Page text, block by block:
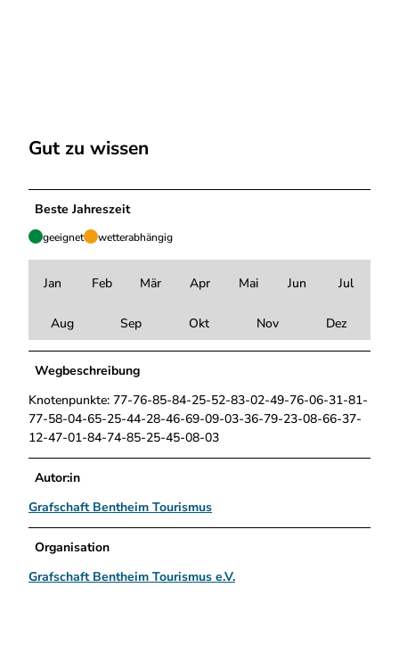
Gut zu wissen
Beste Jahreszeit
geeignet wetterabhängig
Jan Feb Mär Apr Mai Jun Jul
Aug Sep Okt Nov Dez
Wegbeschreibung
Knotenpunkte: 77-76-85-84-25-52-83-02-49-76-06-31-81-
77-58-04-65-25-44-28-46-69-09-03-36-79-23-08-66-37-
12-47-01-84-74-85-25-45-08-03
Autor:in
Grafschaft Bentheim Tourismus
Organisation
Grafschaft Bentheim Tourismus e.V.